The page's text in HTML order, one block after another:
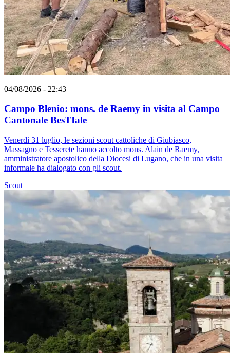
04/08/2026 - 22:43
Campo Blenio: mons. de Raemy in visita al Campo
Cantonale BesTIale
Venerdì 31 luglio, le sezioni scout cattoliche di Giubiasco,
Massagno e Tesserete hanno accolto mons. Alain de Raemy,
amministratore apostolico della Diocesi di Lugano, che in una visita
informale ha dialogato con gli scout.
Scout